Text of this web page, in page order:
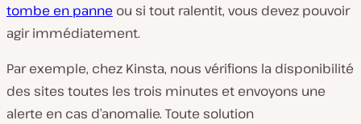
tombe en panne ou si tout ralentit, vous devez pouvoir
agir immédiatement.
Par exemple, chez Kinsta, nous vérifions la disponibilité
des sites toutes les trois minutes et envoyons une
alerte en cas d’anomalie. Toute solution